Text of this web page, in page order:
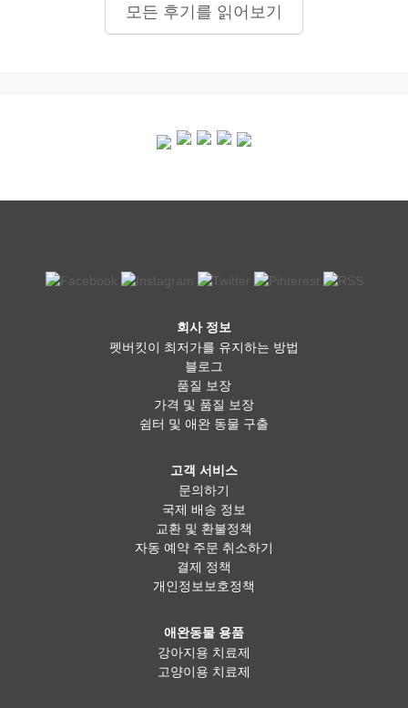
모든 후기를 읽어보기
회사 정보
펫버킷이 최저가를 유지하는 방법
블로그
품질 보장
가격 및 품질 보장
쉼터 및 애완 동물 구출
고객 서비스
문의하기
국제 배송 정보
교환 및 환불정책
자동 예약 주문 취소하기
결제 정책
개인정보보호정책
애완동물 용품
강아지용 치료제
고양이용 치료제